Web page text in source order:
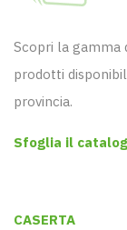
Scopri la gamma
prodotti
provincia.
Sfoglia il
CASERTA